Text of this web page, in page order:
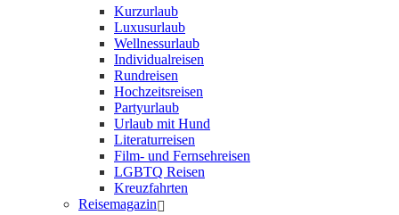
Kurzurlaub
Luxusurlaub
Wellnessurlaub
Individualreisen
Rundreisen
Hochzeitsreisen
Partyurlaub
Urlaub mit Hund
Literaturreisen
Film- und Fernsehreisen
LGBTQ Reisen
Kreuzfahrten
Reisemagazin